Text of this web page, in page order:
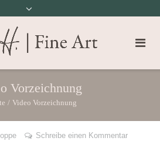
Vorzeichnung
/ Video Vorzeichnung
Schreibe einen Kommentar